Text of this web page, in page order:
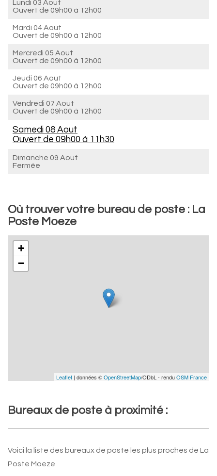
Lundi 03 Aout
Ouvert de 09h00 à 12h00
Mardi 04 Aout
Ouvert de 09h00 à 12h00
Mercredi 05 Aout
Ouvert de 09h00 à 12h00
Jeudi 06 Aout
Ouvert de 09h00 à 12h00
Vendredi 07 Aout
Ouvert de 09h00 à 12h00
Samedi 08 Aout
Ouvert de 09h00 à 11h30
Dimanche 09 Aout
Fermée
Où trouver votre bureau de poste : La
Poste Moeze
+
−
Leaflet | données ©OpenStreetMap/ODbL - renduOSM France
Bureaux de poste à proximité :
Voici la liste des bureaux de poste les plus proches de La
Poste Moeze